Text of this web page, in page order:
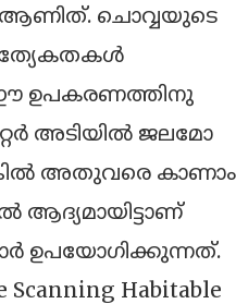
ആണിത്. ചൊവ്വയുടെ
ഈ ഉപകരണത്തിനു
അടിയിൽ ജലമോ
അതുവരെ
ആദ്യമായിട്ടാണ്
ഉപയോഗിക്കുന്നത്.
Scanning Habitable